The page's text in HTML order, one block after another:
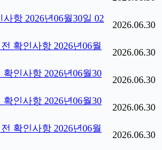
항 2026년06월30일 02
2026.06.30
확인사항 2026년06월
2026.06.30
인사항 2026년06월30
2026.06.30
인사항 2026년06월30
2026.06.30
확인사항 2026년06월
2026.06.30